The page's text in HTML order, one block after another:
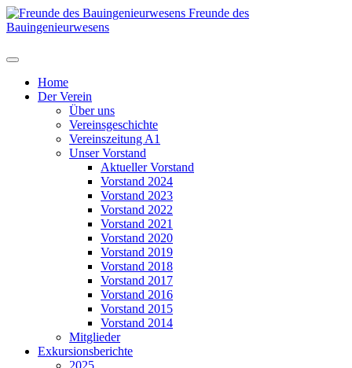
Freunde des
Bauingenieurwesens
Home
Der Verein
Über uns
Vereinsgeschichte
Vereinszeitung A1
Unser Vorstand
Aktueller Vorstand
Vorstand 2024
Vorstand 2023
Vorstand 2022
Vorstand 2021
Vorstand 2020
Vorstand 2019
Vorstand 2018
Vorstand 2017
Vorstand 2016
Vorstand 2015
Vorstand 2014
Mitglieder
Exkursionsberichte
2025